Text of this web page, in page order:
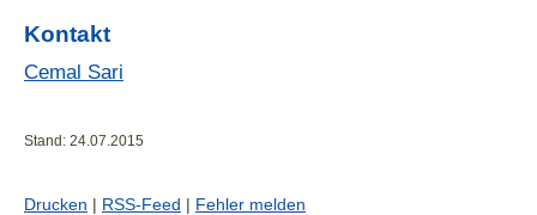
Kontakt
Cemal Sari
Stand: 24.07.2015
Drucken | RSS-Feed | Fehler melden